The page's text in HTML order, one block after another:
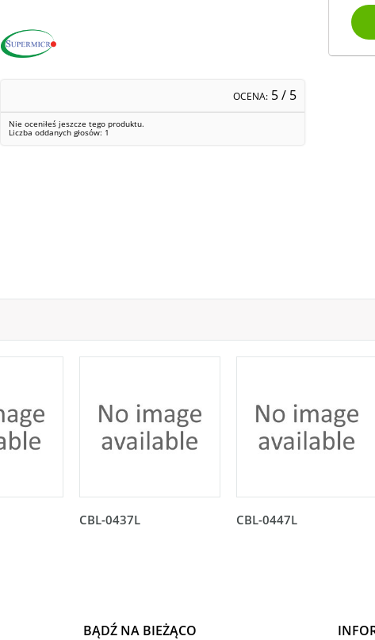
OCENA: 5/ 5
Nie oceniłeś jeszcze tego produktu.
Liczba oddanych głosów: 1
CBL-0437L CBL-0447L
BĄDŹ NA BIEŻĄCO